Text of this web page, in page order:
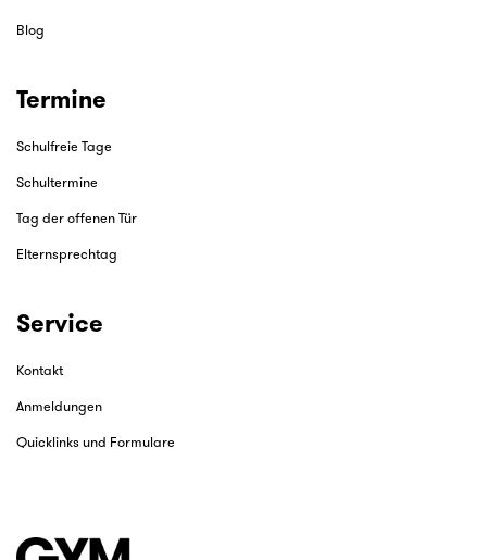
Blog
Termine
Schulfreie Tage
Schultermine
Tag der offenen Tür
Elternsprechtag
Service
Kontakt
Anmeldungen
Quicklinks und Formulare